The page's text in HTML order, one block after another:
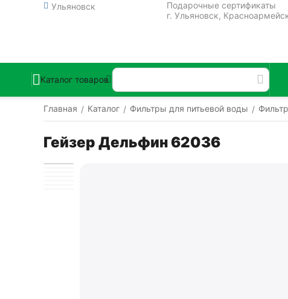
Ульяновск
Подарочные сертификаты
г. Ульяновск,
Каталог товаров
Главная / Каталог / Фильтры для питьевой воды /
Гейзер Дельфин 62036